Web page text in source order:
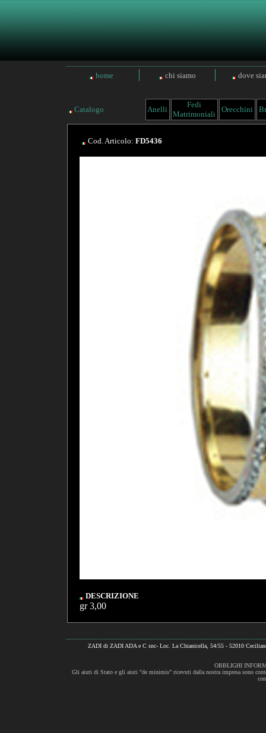
home chi siamo dove
Catalogo Anelli
Fedi
Matrimoniali
Orecchini
Cod. Articolo: FD5436
DESCRIZIONE
gr 3,00
ZADI di ZADI ADA e C snc- Loc. La Chianicella, 54/55 - 52010
OBBLIGHI
Gli aiuti di Stato e gli aiuti "de minimis" ricevuti dalla nostra impresa sono